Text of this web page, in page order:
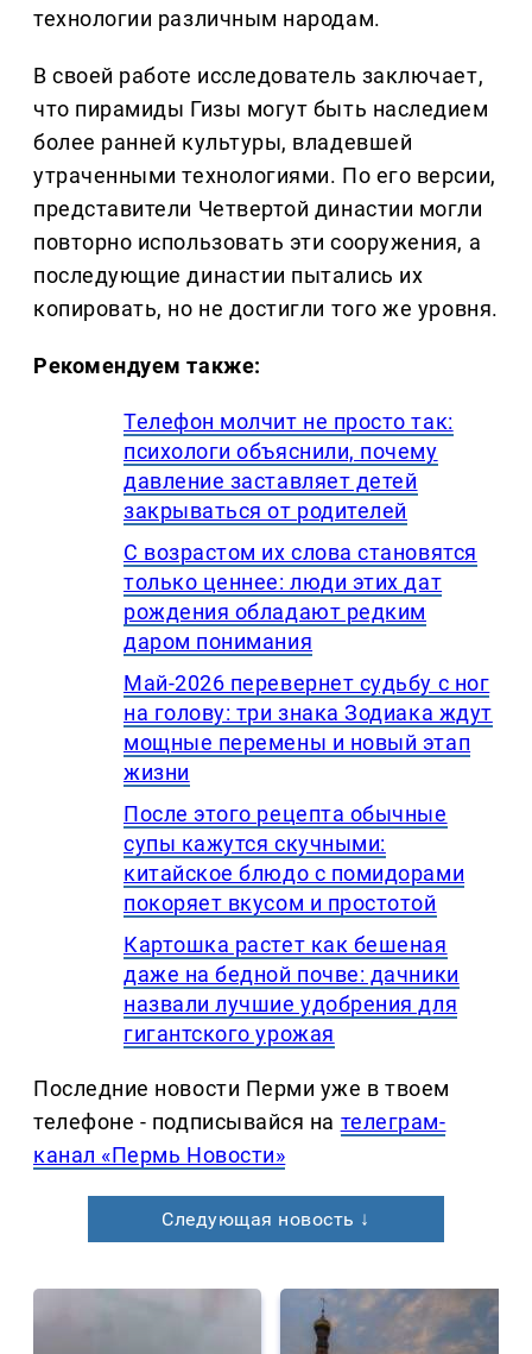
технологии различным народам.
В своей работе исследователь заключает,
что пирамиды Гизы могут быть наследием
более ранней культуры, владевшей
утраченными технологиями. По его версии,
представители Четвертой династии могли
повторно использовать эти сооружения, а
последующие династии пытались их
копировать, но не достигли того же уровня.
Рекомендуем также:
Телефон молчит не просто так:
психологи объяснили, почему
давление заставляет детей
закрываться от родителей
С возрастом их слова становятся
только ценнее: люди этих дат
рождения обладают редким
даром понимания
Май-2026 перевернет судьбу с ног
на голову: три знака Зодиака ждут
мощные перемены и новый этап
жизни
После этого рецепта обычные
супы кажутся скучными:
китайское блюдо с помидорами
покоряет вкусом и простотой
Картошка растет как бешеная
даже на бедной почве: дачники
назвали лучшие удобрения для
гигантского урожая
Последние новости Перми уже в твоем
телефоне - подписывайся на телеграм-
канал «Пермь Новости»
Следующая новость ↓